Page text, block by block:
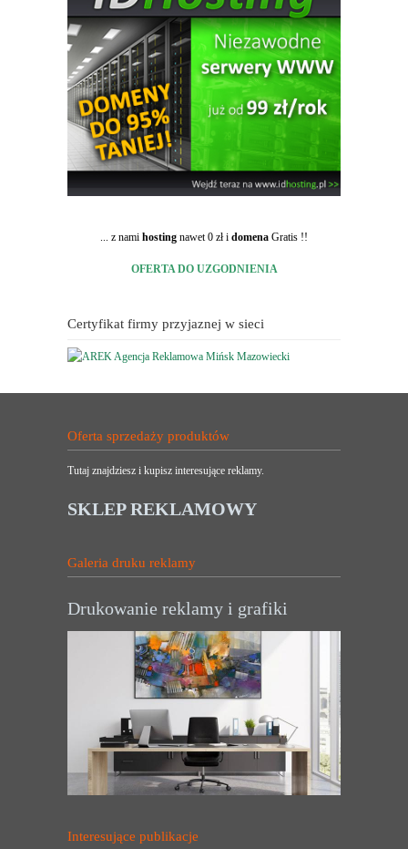
... z nami hosting nawet 0 zł i domena Gratis !!
OFERTA DO UZGODNIENIA
Certyfikat firmy przyjaznej w sieci
Oferta sprzedaży produktów
Tutaj znajdziesz i kupisz interesujące reklamy.
SKLEP REKLAMOWY
Galeria druku reklamy
Drukowanie reklamy i grafiki
Interesujące publikacje